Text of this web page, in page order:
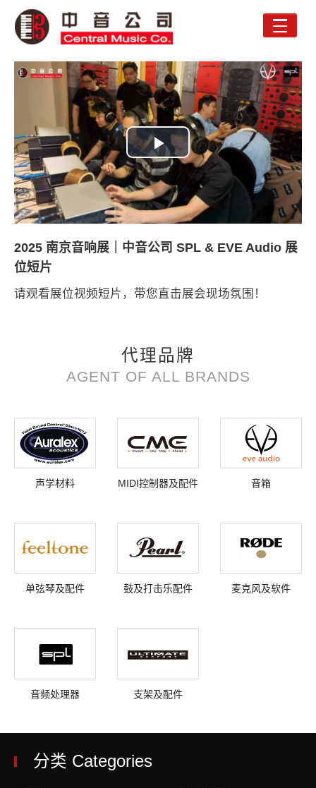
Toggle
Play
Video
2025 南京音响展｜中音公司 SPL & EVE Audio 展
位短片
请观看展位视频短片，带您直击展会现场氛围！
代理品牌
AGENT OF ALL BRANDS
声学材料 MIDI控制器及配件 音箱
单弦琴及配件 鼓及打击乐配件 麦克风及软件
音频处理器 支架及配件
分类 Categories